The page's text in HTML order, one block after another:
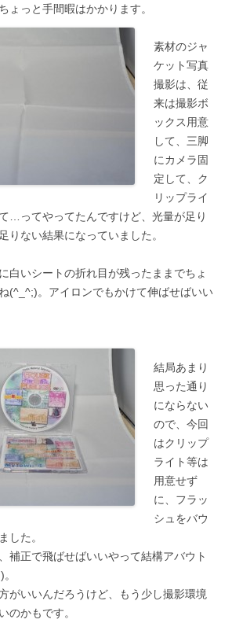
ょっと手間暇はかかります。
素材のジャ
ケット写真
撮影は、従
来は撮影ボ
ックス用意
して、三脚
にカメラ固
定して、ク
リップライ
…ってやってたんですけど、光量が足り
りない結果になっていました。
白いシートの折れ目が残ったままでちょ
(^_^;)。アイロンでもかけて伸ばせばいい
結局あまり
思った通り
にならない
ので、今回
はクリップ
ライト等は
用意せず
に、フラッ
シュをバウ
した。
補正で飛ばせばいいやって結構アバウト
がいいんだろうけど、もう少し撮影環境
のかもです。